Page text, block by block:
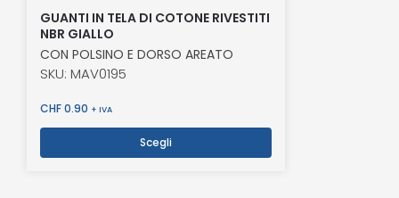
GUANTI IN TELA DI COTONE RIVESTITI
NBR GIALLO
CON POLSINO E DORSO AREATO
SKU: MAV0195
CHF0.90 + IVA
Scegli